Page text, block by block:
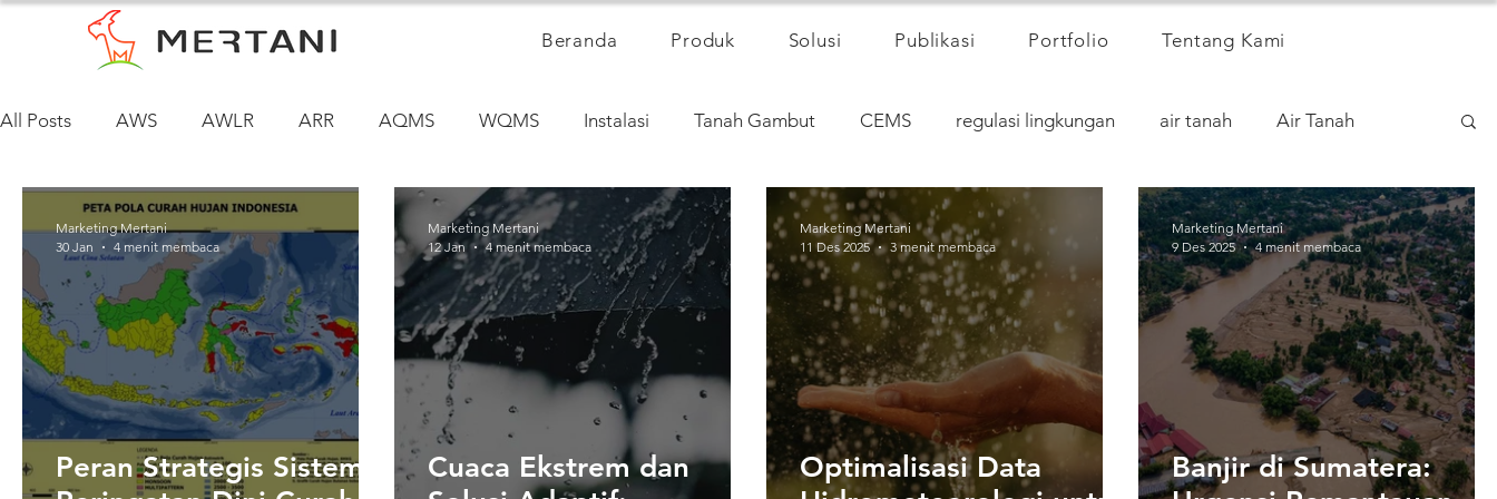
Beranda Produk Solusi Publikasi Portfolio Tentang Kami
All Posts AWS AWLR ARR AQMS WQMS Instalasi Tanah Gambut CEMS regulasi lingkungan air tanah Air Tanah
Siklus Air Tanah
Peran Strategis Sistem
Marketing Mertani
30 Jan
4 menit membaca
Cuaca Ekstrem dan
Marketing Mertani
12 Jan
4 menit membaca
Optimalisasi Data
Marketing Mertani
11 Des 2025
3 menit membaca
Banjir di Sumatera:
Marketing Mertani
9 Des 2025
4 menit membaca